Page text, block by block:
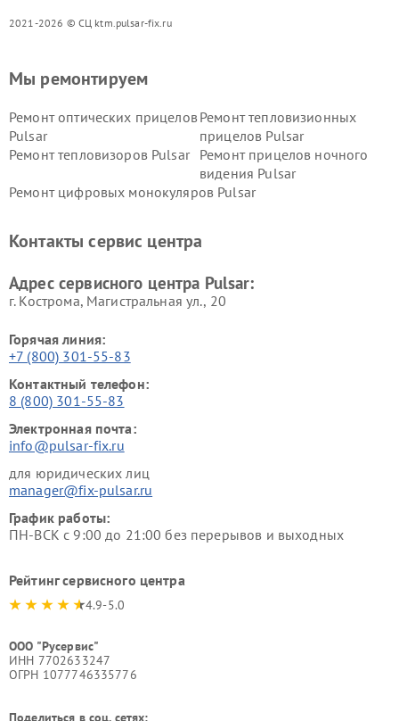
2021-2026 © СЦ ktm.pulsar-fix.ru
Мы ремонтируем
Ремонт оптических прицелов
Pulsar
Ремонт тепловизионных
прицелов Pulsar
Ремонт тепловизоров Pulsar
Ремонт прицелов ночного
видения Pulsar
Ремонт цифровых монокуляров Pulsar
Контакты сервис центра
Адрес сервисного центра Pulsar:
г. Кострома, Магистральная ул., 20
Горячая линия:
+7 (800) 301-55-83
Контактный телефон:
8 (800) 301-55-83
Электронная почта:
info@pulsar-fix.ru
для юридических лиц
manager@fix-pulsar.ru
График работы:
ПН-ВСК с 9:00 до 21:00 без перерывов и выходных
Рейтинг сервисного центра
4.9-5.0
ООО "Русервис"
ИНН 7702633247
ОГРН 1077746335776
Поделиться в соц. сетях: